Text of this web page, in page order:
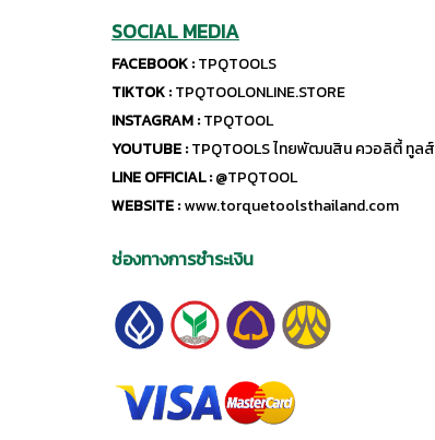
SOCIAL MEDIA
FACEBOOK :TPQTOOLS
TIKTOK :TPQTOOLONLINE.STORE
INSTAGRAM :TPQTOOL
YOUTUBE :TPQTOOLS ไทยพัฒนสิน ควอลิตี้ ทูลส์
LINE OFFICIAL :@TPQTOOL
WEBSITE :www.torquetoolsthailand.com
ช่องทางการชำระเงิน